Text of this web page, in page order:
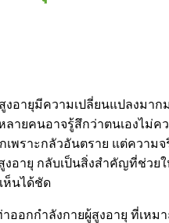
งอายุมีความเปลี่ยนแปลงมากม
ลายคนอาจรู้สึกว่าตนเองไม่ค
เพราะกลัวอันตราย แต่ความจ
งอายุ กลับเป็นสิ่งสำคัญที่ช่วย
ห็นได้ชัด
ออกกำลังกายผู้สูงอายุ ที่เหม